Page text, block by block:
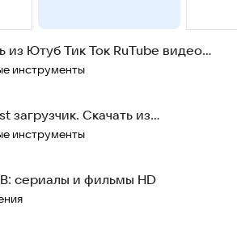
из Ютуб Тик Ток RuTube видео
Skach
инструменты
загрузчик. Скачать из
инструменты
сериалы и фильмы HD